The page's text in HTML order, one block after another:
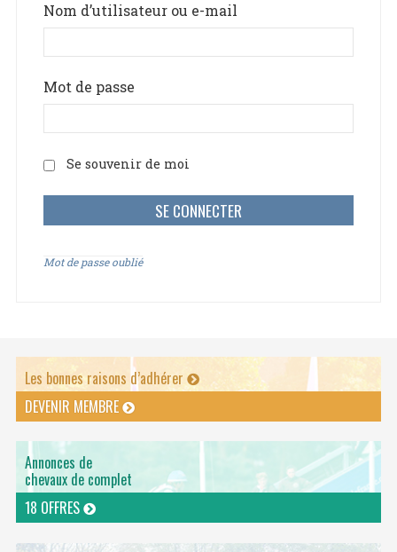
Nom d’utilisateur ou e-mail
Mot de passe
Se souvenir de moi
Mot de passe oublié
Les bonnes raisons d’adhérer
DEVENIR MEMBRE
Annonces de
chevaux de complet
18 OFFRES